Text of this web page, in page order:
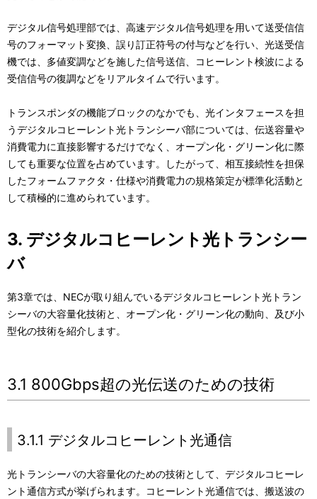
デジタル信号処理部では、高速デジタル信号処理を用いて送受信信
号のフォーマット変換、誤り訂正符号の付与などを行い、光送受信
機では、多値変調などを施した信号送信、コヒーレント検波による
受信信号の復調などをリアルタイムで行います。
トランスポンダの機能ブロックのなかでも、光インタフェースを担
うデジタルコヒーレント光トランシーバ部については、伝送容量や
消費電力に直接影響するだけでなく、オープン化・グリーン化に際
しても重要な位置を占めています。したがって、相互接続性を担保
したフォームファクタ・仕様や消費電力の規格策定が標準化活動と
して積極的に進められています。
3. デジタルコヒーレント光トランシー
バ
第3章では、NECが取り組んでいるデジタルコヒーレント光トラン
シーバの大容量化技術と、オープン化・グリーン化の動向、及び小
型化の技術を紹介します。
3.1 800Gbps超の光伝送のための技術
3.1.1 デジタルコヒーレント光通信
光トランシーバの大容量化のための技術として、デジタルコヒーレ
ント通信方式が挙げられます。コヒーレント光通信では、搬送波の